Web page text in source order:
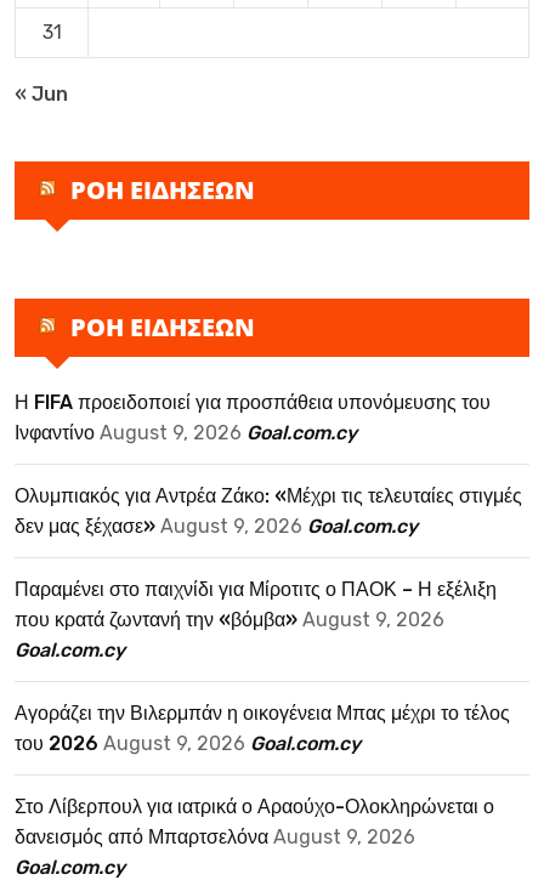
31
« Jun
ΡΟΗ ΕΙΔΗΣΕΩΝ
ΡΟΗ ΕΙΔΗΣΕΩΝ
Η FIFA προειδοποιεί για προσπάθεια υπονόμευσης του
Ινφαντίνο August 9, 2026 Goal.com.cy
Ολυμπιακός για Αντρέα Ζάκο: «Μέχρι τις τελευταίες στιγμές
δεν μας ξέχασε» August 9, 2026 Goal.com.cy
Παραμένει στο παιχνίδι για Μίροτιτς ο ΠΑΟΚ – Η εξέλιξη
που κρατά ζωντανή την «βόμβα» August 9, 2026
Goal.com.cy
Αγοράζει την Βιλερμπάν η οικογένεια Μπας μέχρι το τέλος
του 2026 August 9, 2026 Goal.com.cy
Στο Λίβερπουλ για ιατρικά ο Αραούχο-Ολοκληρώνεται ο
δανεισμός από Μπαρτσελόνα August 9, 2026
Goal.com.cy